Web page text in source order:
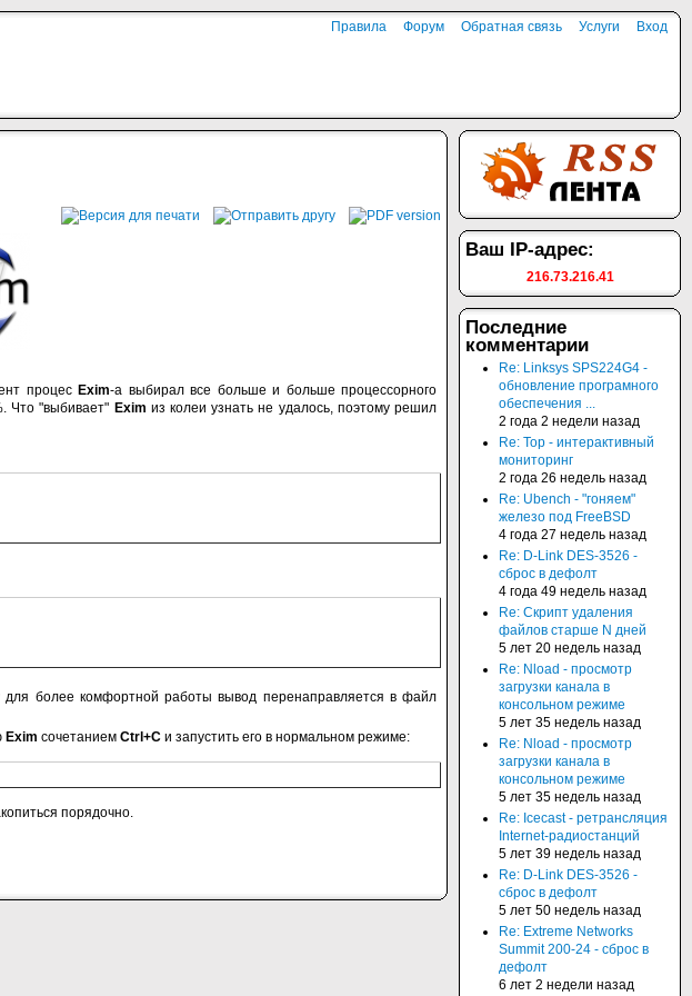
Правила Форум Обратная связь Услуги Вход
процесExim-a выбирал все больше и больше процессорного
Что "выбивает" Exim из колеи узнать не удалось, поэтому решил
для более комфортной работы вывод перенаправляется в файл
Exim сочетанием Ctrl+C и запустить его в нормальном режиме:
порядочно.
Ваш IP-адрес:
216.73.216.41
Последние
комментарии
Re: Linksys SPS224G4 -
обновление програмного
обеспечения ...
2 года 2 недели назад
Re: Top - интерактивный
мониторинг
2 года 26 недель назад
Re: Ubench - "гоняем"
железо под FreeBSD
4 года 27 недель назад
Re: D-Link DES-3526 -
сброс в дефолт
4 года 49 недель назад
Re: Скрипт удаления
файлов старше N дней
5 лет 20 недель назад
Re: Nload - просмотр
загрузки канала в
консольном режиме
5 лет 35 недель назад
Re: Nload - просмотр
загрузки канала в
консольном режиме
5 лет 35 недель назад
Re: Icecast - ретрансляция
Internet-радиостанций
5 лет 39 недель назад
Re: D-Link DES-3526 -
сброс в дефолт
5 лет 50 недель назад
Re: Extreme Networks
Summit 200-24 - сброс в
дефолт
6 лет 2 недели назад